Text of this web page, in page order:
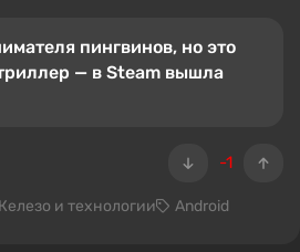
пингвинов, но это
— в Steam вышла
-1
и технологии Android